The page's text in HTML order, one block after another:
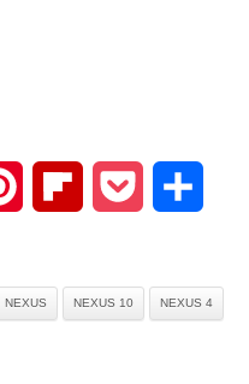
Pinterest FlipboardPocket
NEXUS NEXUS 10 NEXUS 4